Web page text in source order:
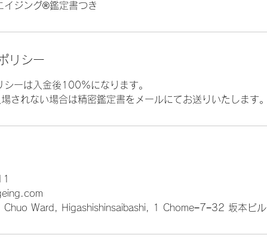
ジング®︎鑑定書つき
リシー
シーは入金後100%になります。
されない場合は精密鑑定書をメールにてお送りいたします。
Chuo Ward, Higashishinsaibashi, 1 Chome−7−32 坂本ビル